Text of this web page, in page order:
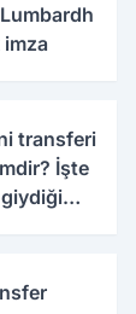
imza
transferi
İşte